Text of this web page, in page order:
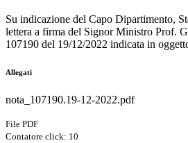
Su indicazione del Capo Dipartimento,
lettera a firma del Signor Ministro Prof.
107190 del 19/12/2022 indicata in
Allegati
nota_107190.19-12-2022.pdf
File PDF
Contatore click: 10